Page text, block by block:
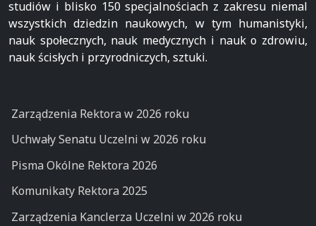
studiów i blisko 150 specjalnościach z zakresu niemal
wszystkich dziedzin naukowych, w tym humanistyki,
nauk społecznych, nauk medycznych i nauk o zdrowiu,
nauk ścisłych i przyrodniczych, sztuki.
Zarządzenia Rektora w 2026 roku
Uchwały Senatu Uczelni w 2026 roku
Pisma Okólne Rektora 2026
Komunikaty Rektora 2025
Zarządzenia Kanclerza Uczelni w 2026 roku